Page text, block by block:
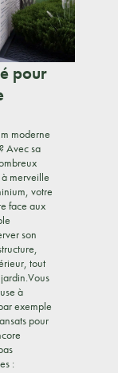
pour
moderne
Avec sa
merveille
votre
face aux
son
tout
à
exemple
pour
: